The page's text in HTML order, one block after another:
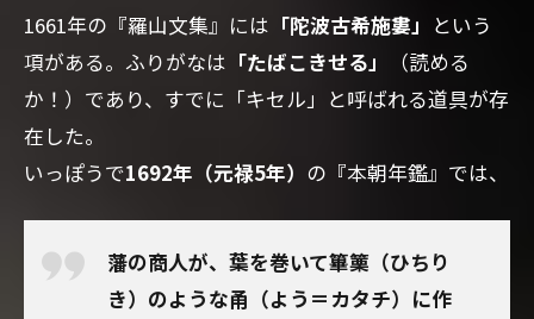
1661年の『羅山文集』には 「陀波古希施婁」 という
項がある。ふりがなは 「たばこきせる」
（読める
か！）であり、すでに「キセル」と呼ばれる道具が存
在した。
いっぽうで1692年（元禄5年） の『本朝年鑑』では、
藩の商人が、葉を巻いて篳篥（ひちり
き）のような甬（よう＝カタチ）に作